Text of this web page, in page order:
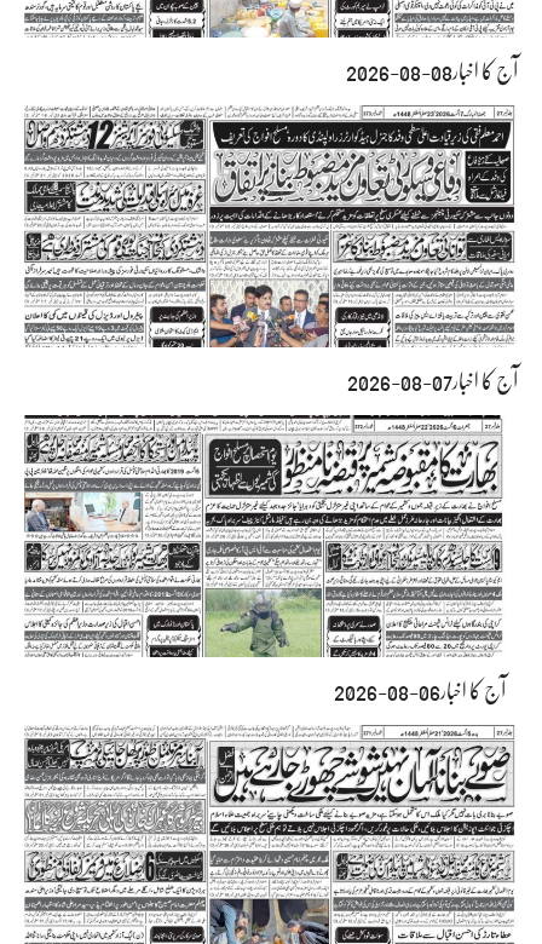
آج کا اخبار08-08-2026
آج کا اخبار07-08-2026
آج کا اخبار06-08-2026